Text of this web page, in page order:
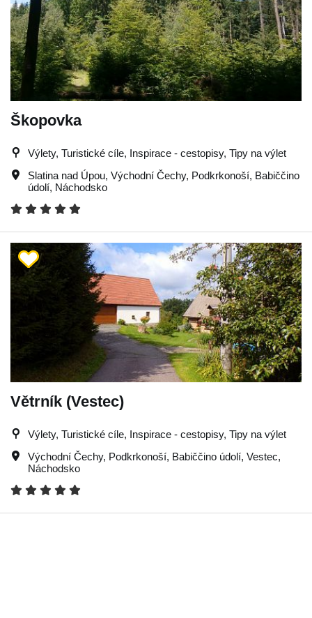
Škopovka
Výlety, Turistické cíle, Inspirace - cestopisy, Tipy na výlet
Slatina nad Úpou, Východní Čechy, Podkrkonoší, Babiččino
údolí, Náchodsko
Větrník (Vestec)
Výlety, Turistické cíle, Inspirace - cestopisy, Tipy na výlet
Východní Čechy, Podkrkonoší, Babiččino údolí, Vestec,
Náchodsko